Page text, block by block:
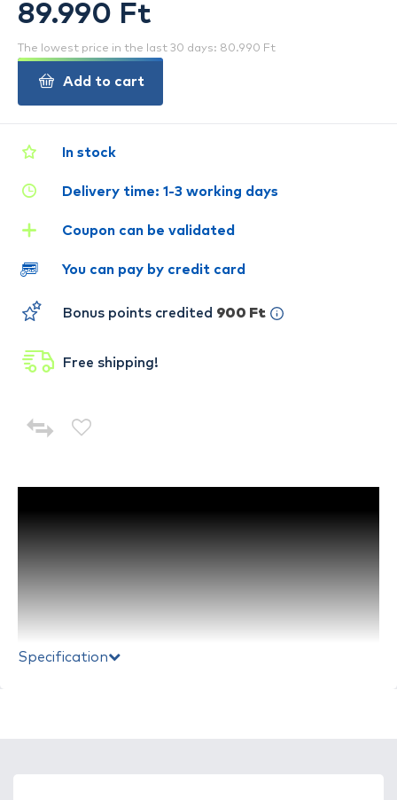
Specification
In stock
Delivery time: 1-3 working days
Coupon can be validated
You can pay by credit card
Bonus points credited 900 Ft
Free shipping!
89.990 Ft
The lowest price in the last 30 days: 80.990 Ft
Add to cart